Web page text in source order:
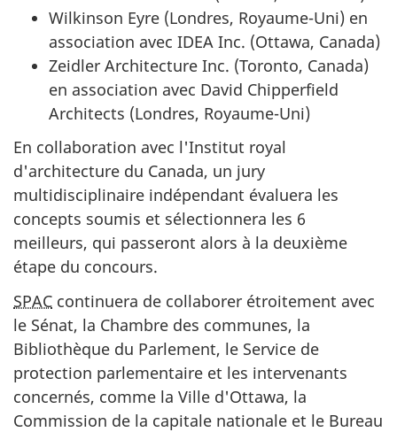
Wilkinson Eyre (Londres, Royaume-Uni) en
association avec IDEA Inc. (Ottawa, Canada)
Zeidler Architecture Inc. (Toronto, Canada)
en association avec David Chipperfield
Architects (Londres, Royaume-Uni)
En collaboration avec l'Institut royal
d'architecture du Canada, un jury
multidisciplinaire indépendant évaluera les
concepts soumis et sélectionnera les 6
meilleurs, qui passeront alors à la deuxième
étape du concours.
SPAC continuera de collaborer étroitement avec
le Sénat, la Chambre des communes, la
Bibliothèque du Parlement, le Service de
protection parlementaire et les intervenants
concernés, comme la Ville d'Ottawa, la
Commission de la capitale nationale et le Bureau